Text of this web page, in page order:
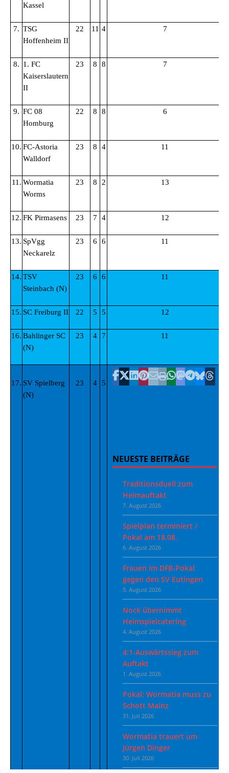
Kassel
7. TSG
Hoffenheim II
22 11 4 7
8. 1. FC
Kaiserslautern
II
23 8 8 7
9. FC 08
Homburg
22 8 8 6
10. FC-Astoria
Walldorf
23 8 4 11
11. Wormatia
Worms
23 8 2 13
12. FK Pirmasens 23 7 4 12
13. SpVgg
Neckarelz
23 6 6 11
14. TSV
Steinbach (N)
23 6 6 11
15. SC Freiburg II 22 5 5 12
16. Bahlinger SC
(N)
23 4 7 11
17. SV Spielberg
(N)
23 4 5
NEUESTE BEITRÄGE
Traditionsduell zum
Heimauftakt
7. August 2026
Spielplan terminiert /
Pokal am 18.08.
6. August 2026
Frauen im DFB-Pokal
gegen den SV Eutingen
5. August 2026
Nock übernimmt
Heimspielcatering
4. August 2026
4:1-Auswärtssieg zum
Auftakt
1. August 2026
Pokal: Wormatia muss zu
Schott Mainz
31. Juli 2026
Wormatia trauert um
Jürgen Dinger
30. Juli 2026